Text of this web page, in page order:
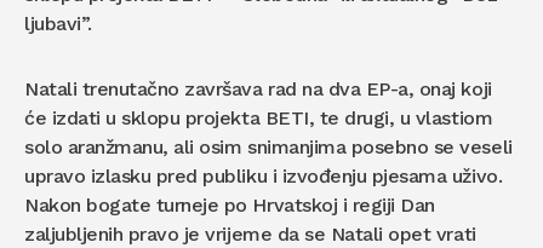
ljubavi”.
Natali trenutačno završava rad na dva EP-a, onaj koji
će izdati u sklopu projekta BETI, te drugi, u vlastiom
solo aranžmanu, ali osim snimanjima posebno se veseli
upravo izlasku pred publiku i izvođenju pjesama uživo.
Nakon bogate turneje po Hrvatskoj i regiji Dan
zaljubljenih pravo je vrijeme da se Natali opet vrati